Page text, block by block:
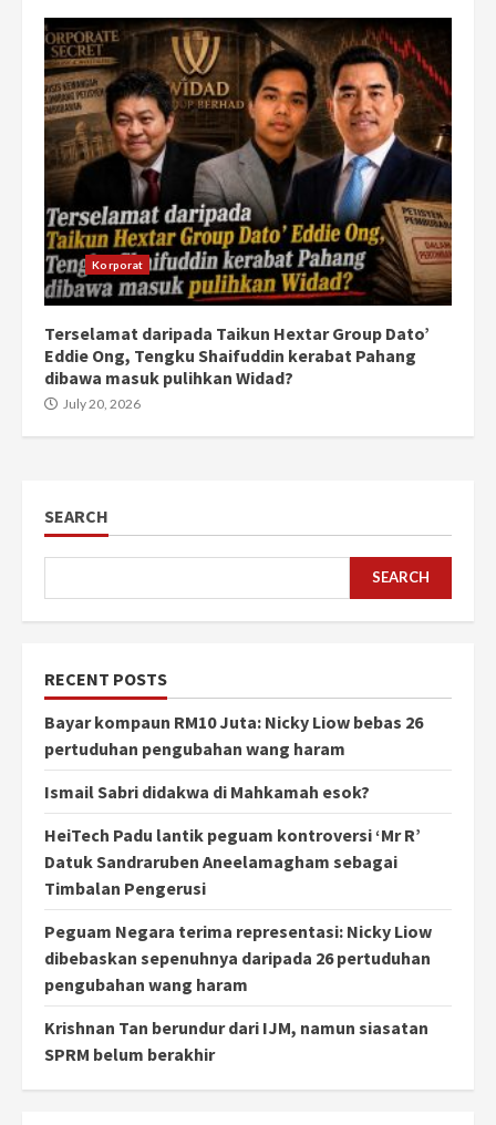
Korporat
Terselamat daripada Taikun Hextar Group Dato’
Eddie Ong, Tengku Shaifuddin kerabat Pahang
dibawa masuk pulihkan Widad?
July 20, 2026
SEARCH
SEARCH
RECENT POSTS
Bayar kompaun RM10 Juta: Nicky Liow bebas 26
pertuduhan pengubahan wang haram
Ismail Sabri didakwa di Mahkamah esok?
HeiTech Padu lantik peguam kontroversi ‘Mr R’
Datuk Sandraruben Aneelamagham sebagai
Timbalan Pengerusi
Peguam Negara terima representasi: Nicky Liow
dibebaskan sepenuhnya daripada 26 pertuduhan
pengubahan wang haram
Krishnan Tan berundur dari IJM, namun siasatan
SPRM belum berakhir